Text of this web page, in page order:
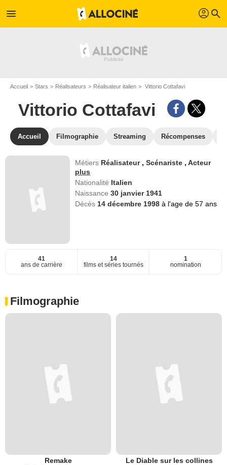
menu profil search
Accueil Stars Réalisateurs Réalisateur italien Vittorio Cottafavi
Vittorio Cottafavi
Accueil Filmographie Streaming Récompenses
Métiers Réalisateur ,Scénariste ,Acteur
plus
Nationalité Italien
Naissance30 janvier 1941
Décès 14 décembre 1998à l'age de 57 ans
41
ans de carrière
14
films et séries tournés
1
nomination
Filmographie
Remake Le Diable sur les collines